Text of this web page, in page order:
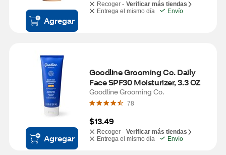
Agregar
Recoger - Verificar más tiendas
Entrega el mismo día
Envío
Agregar
Goodline Grooming Co. Daily
Face SPF30 Moisturizer, 3.3 OZ
Goodline Grooming Co.
78
$13.49
Recoger - Verificar más tiendas
Entrega el mismo día
Envío